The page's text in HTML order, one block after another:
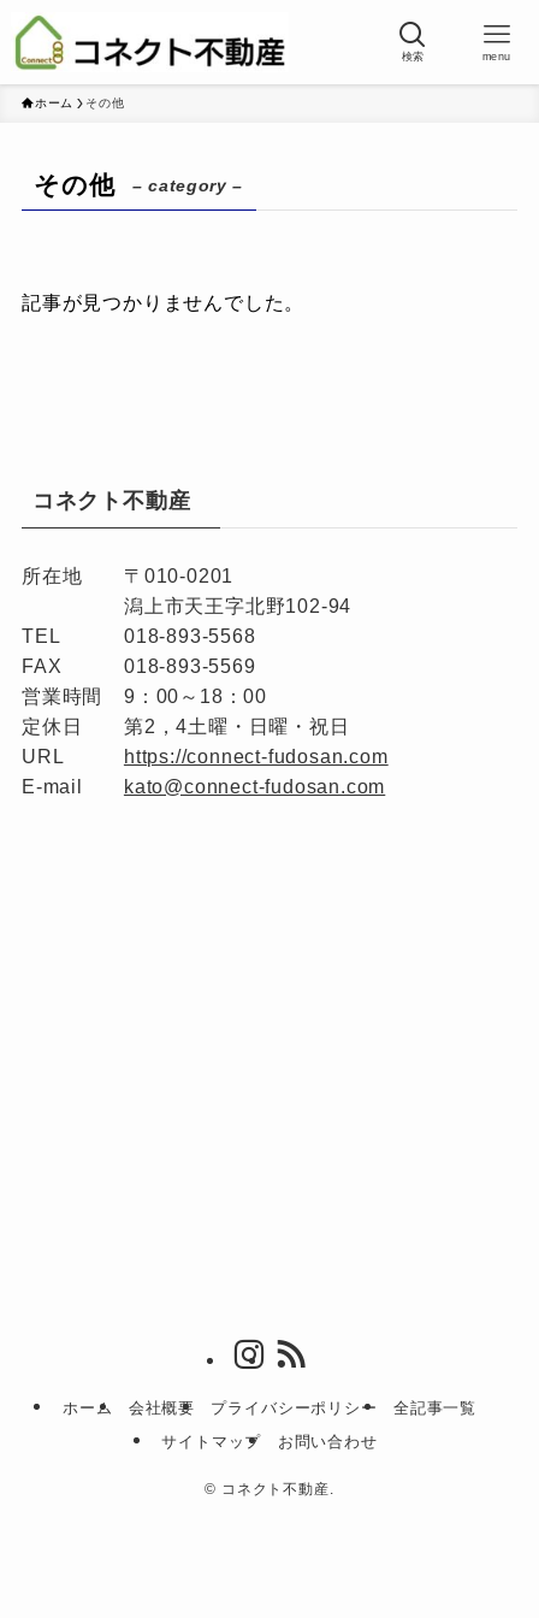
検索 menu
ホーム その他
その他 – category –
記事が見つかりませんでした。
コネクト不動産
所在地
〒010-0201
潟上市天王字北野102-94
TEL
018-893-5568
FAX
018-893-5569
営業時間 9：00～18：00
定休日
第2，4土曜・日曜・祝日
URL
https://connect-fudosan.com
E-mail
kato@connect-fudosan.com
ホーム 会社概要 プライバシーポリシー
全記事一覧
サイトマップ
お問い合わせ
© コネクト不動産.